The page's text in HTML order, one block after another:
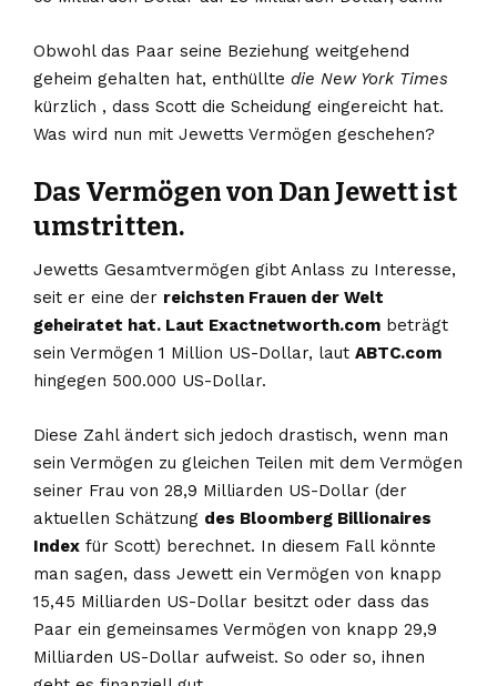
Obwohl das Paar seine Beziehung weitgehend
geheim gehalten hat, enthüllte die New York Times
kürzlich , dass Scott die Scheidung eingereicht hat.
Was wird nun mit Jewetts Vermögen geschehen?
Das Vermögen von Dan Jewett ist
umstritten.
Jewetts Gesamtvermögen gibt Anlass zu Interesse,
seit er eine der reichsten Frauen der Welt
geheiratet hat. Laut Exactnetworth.com beträgt
sein Vermögen 1 Million US-Dollar, laut ABTC.com
hingegen 500.000 US-Dollar.
Diese Zahl ändert sich jedoch drastisch, wenn man
sein Vermögen zu gleichen Teilen mit dem Vermögen
seiner Frau von 28,9 Milliarden US-Dollar (der
aktuellen Schätzung des Bloomberg Billionaires
Index für Scott) berechnet. In diesem Fall könnte
man sagen, dass Jewett ein Vermögen von knapp
15,45 Milliarden US-Dollar besitzt oder dass das
Paar ein gemeinsames Vermögen von knapp 29,9
Milliarden US-Dollar aufweist. So oder so, ihnen